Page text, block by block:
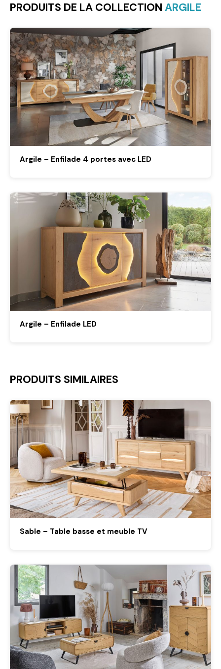
PRODUITS DE LA COLLECTION ARGILE
Argile – Enfilade 4 portes avec LED
Argile – Enfilade LED
PRODUITS SIMILAIRES
Sable – Table basse et meuble TV